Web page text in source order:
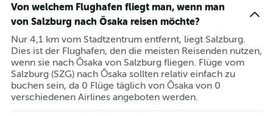
Von welchem Flughafen fliegt man, wenn man
von Salzburg nach Ōsaka reisen möchte?
Nur 4,1 km vom Stadtzentrum entfernt, liegt Salzburg.
Dies ist der Flughafen, den die meisten Reisenden nutzen,
wenn sie nach Ōsaka von Salzburg fliegen. Flüge vom
Salzburg (SZG) nach Ōsaka sollten relativ einfach zu
buchen sein, da 0 Flüge täglich von Ōsaka von 0
verschiedenen Airlines angeboten werden.